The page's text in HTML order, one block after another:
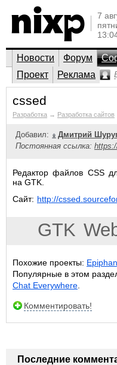
7
Новости Форум
Проект
Реклама
cssed
Разработка → Разработка сайтов
Добавил:
Дмитрий
Постоянная ссылка:
Редактор файлов CSS
на GTK.
Сайт: http://
GTK
Похожие проекты:
Популярные в этом
Chat Everywhere
Комментировать!
Последние